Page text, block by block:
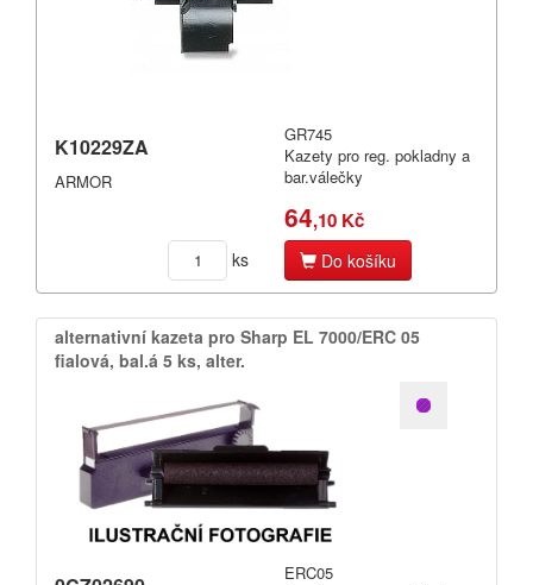
K10229ZA
ARMOR
GR745
Kazety pro reg. pokladny a
bar.válečky
64,10 Kč
ks Do košíku
alternativní kazeta pro Sharp EL 7000/​ERC 05
fialová,​ bal.​á 5 ks,​ alter.​
ERC05